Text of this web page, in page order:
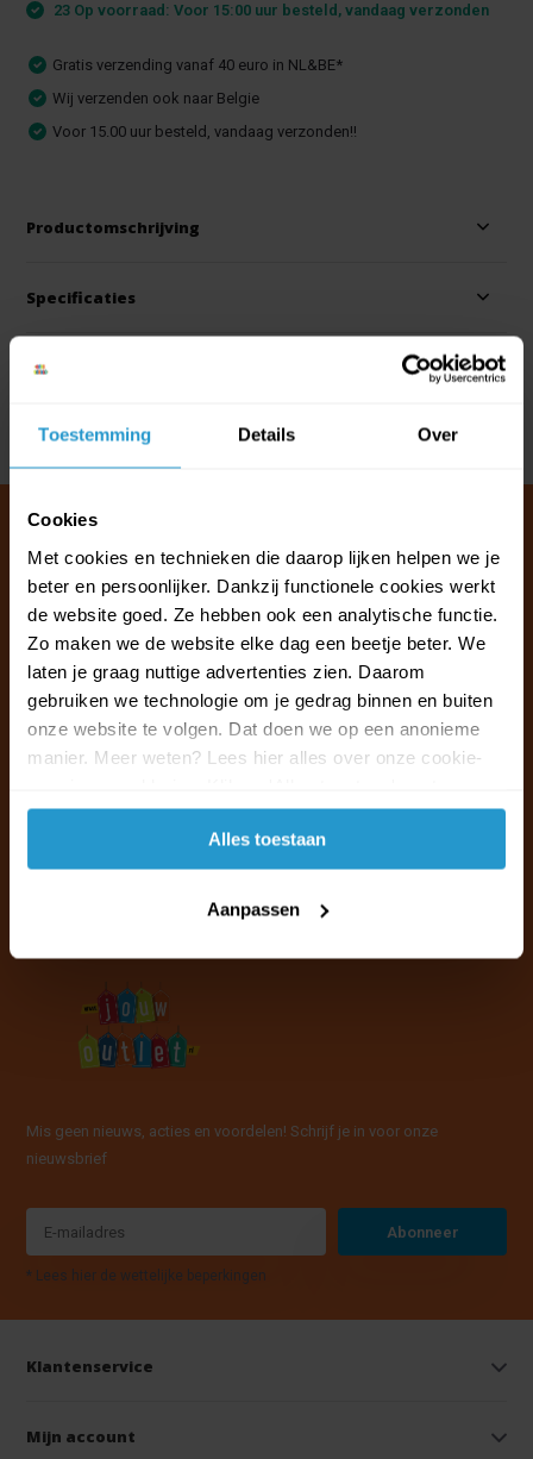
Toestemming Details Over
Cookies
Met cookies en technieken die daarop lijken helpen we je
beter en persoonlijker. Dankzij functionele cookies werkt
de website goed. Ze hebben ook een analytische functie.
Zo maken we de website elke dag een beetje beter. We
laten je graag nuttige advertenties zien. Daarom
gebruiken we technologie om je gedrag binnen en buiten
onze website te volgen. Dat doen we op een anonieme
manier. Meer weten? Lees hier alles over onze cookie-
accepteren.
Alles toestaan
Aanpassen
23 Op voorraad: Voor 15:00 uur besteld, vandaag verzonden
Gratis verzending vanaf 40 euro in NL&BE*
Wij verzenden ook naar Belgie
Voor 15.00 uur besteld, vandaag verzonden!!
Productomschrijving
Specificaties
Reviews
Delen
Klantenservice & FAQ
Wij staan voor u klaar.
Ma t/m vr van 09:30 - 16:00 telefonisch
+31 (0)13 785 62 41
info@jouwoutlet.nl
Mis geen nieuws, acties en voordelen! Schrijf je in voor onze
nieuwsbrief
Abonneer
* Lees hier de wettelijke beperkingen
Klantenservice
Mijn account